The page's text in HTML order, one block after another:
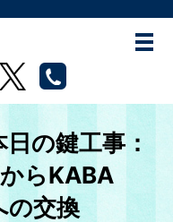
の鍵工事：
らKABA
交換